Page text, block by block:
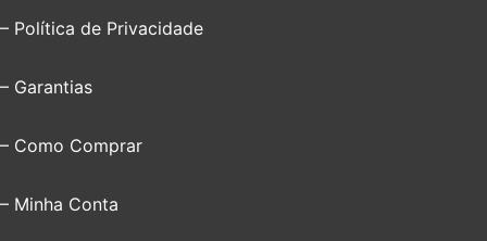
– Política de Privacidade
– Garantias
– Como Comprar
– Minha Conta